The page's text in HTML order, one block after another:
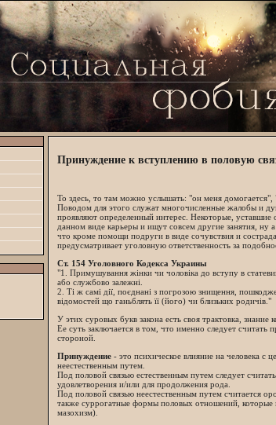
Принуждение к вступлению в половую
То здесь, то там можно услышать: "он меня
Поводом для этого служат многочисленные жалобы и
проявляют определенный интерес. Некоторые,
данном виде карьеры и ищут совсем другие занятия, ну
что кроме помощи подруги в виде сочувствия и
предусматривает уголовную ответственность за
Ст. 154 Уголовного Кодекса Украины
"1. Примушування жінки чи чоловіка до вступу в
або службово залежні.
2. Ті ж самі дії, поєднані з погрозою знищення,
відомостей що ганьблять її (його) чи близьких родичів."
У этих суровых букв закона есть своя трактовка,
Ее суть заключается в том, что именно следует считать
стороной.
Принуждение - это психическое влияние на человека с
неестественным путем.
Под половой связью естественным путем следует
удовлетворения и/или для продолжения рода.
Под половой связью неестественным путем считается
также суррогатные формы половых отношений,
мазохизм).